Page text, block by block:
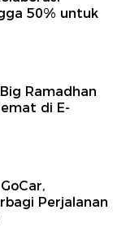
50% untuk
Ramadhan
di E-
Perjalanan